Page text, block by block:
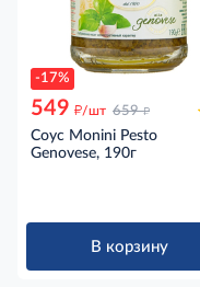
-17%
549 д/шт 659 д
Соус Monini Pesto
Genovese, 190г
В корзину